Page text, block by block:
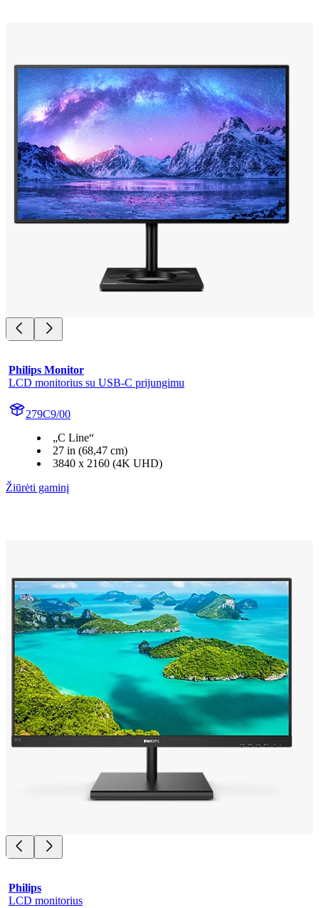
Philips Monitor
LCD monitorius su USB-C prijungimu
279C9/00
„C Line“
27 in (68,47 cm)
3840 x 2160 (4K UHD)
Žiūrėti gaminį
Philips
LCD monitorius